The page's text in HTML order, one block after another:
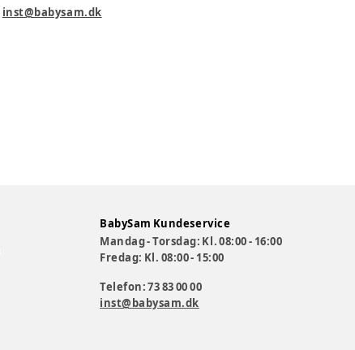
inst@babysam.dk
BabySam Kundeservice
Mandag - Torsdag: Kl. 08:00 - 16:00
Fredag: Kl. 08:00 - 15:00
Telefon: 73 83 00 00
inst@babysam.dk